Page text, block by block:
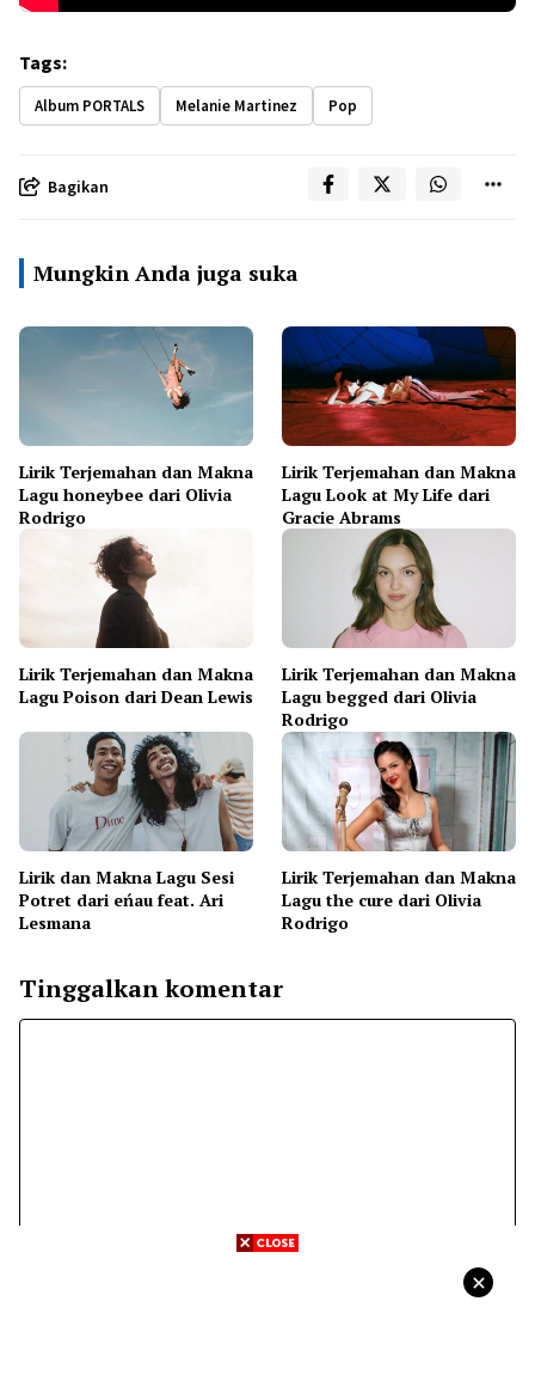
Tags:
Album PORTALS Melanie Martinez Pop
Bagikan
Mungkin Anda juga suka
Lirik Terjemahan dan Makna
Lagu honeybee dari Olivia
Rodrigo
Lirik Terjemahan dan Makna
Lagu Look at My Life dari
Gracie Abrams
Lirik Terjemahan dan Makna
Lagu Poison dari Dean Lewis
Lirik Terjemahan dan Makna
Lagu begged dari Olivia
Rodrigo
Lirik dan Makna Lagu Sesi
Potret dari eńau feat. Ari
Lesmana
Lirik Terjemahan dan Makna
Lagu the cure dari Olivia
Rodrigo
Tinggalkan komentar